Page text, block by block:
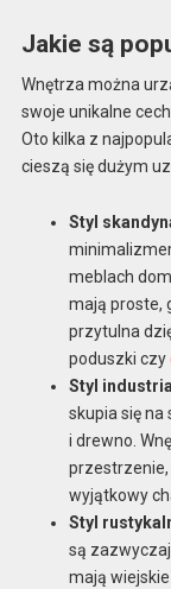
Jakie są
Wnętrza można
swoje unikalne
Oto kilka z
cieszą się dużym
Styl
meblach
mają proste,
przytulna
poduszki czy
Styl
skupia się na
i drewno.
przestrzenie,
wyjątkowy
Styl
są
mają